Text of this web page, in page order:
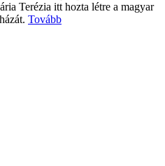
Terézia itt hozta létre a magyar
Tovább